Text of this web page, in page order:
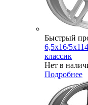
Быстрый
6,5x16/
классик
Нет в
Подробнее